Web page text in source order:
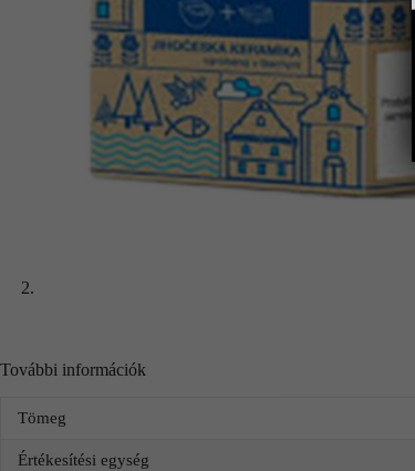
További információk
Tömeg
Értékesítési egység